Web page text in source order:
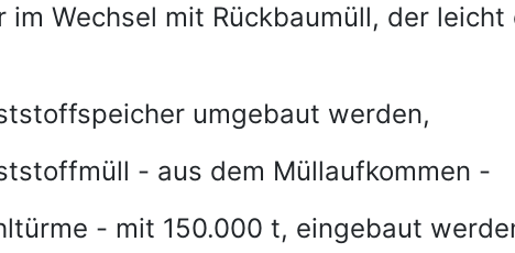
im Wechsel mit Rückbaumüll, der
umgebaut werden,
- aus dem Müllaufkommen -
- mit 150.000 t, eingebaut